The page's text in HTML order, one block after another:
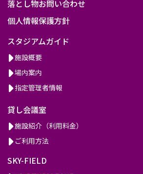
落とし物お問い合わせ
個人情報保護方針
スタジアムガイド
施設概要
場内案内
指定管理者情報
貸し会議室
施設紹介（利用料金）
ご利用方法
SKY-FIELD